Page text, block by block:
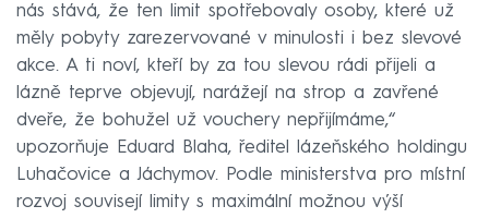
nás stává, že ten limit spotřebovaly osoby, které už
měly pobyty zarezervované v minulosti i bez slevové
akce. A ti noví, kteří by za tou slevou rádi přijeli a
lázně teprve objevují, narážejí na strop a zavřené
dveře, že bohužel už vouchery nepřijímáme,“
upozorňuje Eduard Blaha, ředitel lázeňského holdingu
Luhačovice a Jáchymov. Podle ministerstva pro místní
rozvoj souvisejí limity s maximální možnou výší